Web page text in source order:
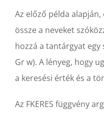
Az előző példa
össze a neveket
hozzá a tantárgyat
Gr w). A lényeg, hogy
a keresési érték és a
Az FKERES függvény